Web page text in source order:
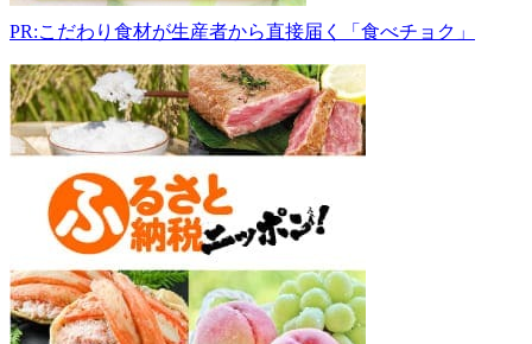
夕
張
郡
長
沼
町
西
090-
3893-
2405
PR:こだわり食材が生産者から直接届く「食べチョク」